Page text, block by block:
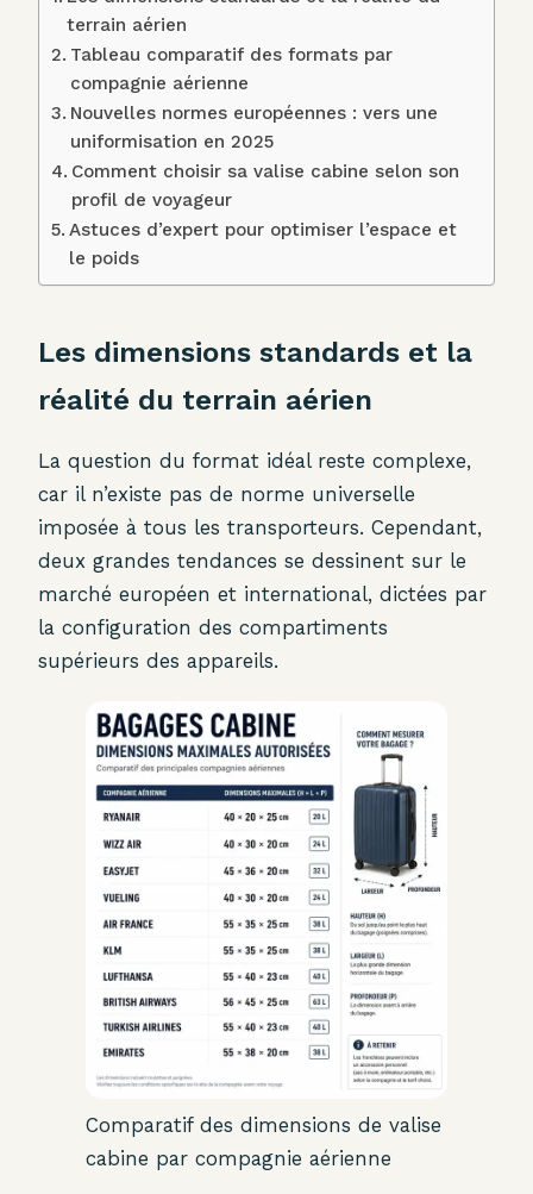
terrain aérien
Tableau comparatif des formats par
compagnie aérienne
Nouvelles normes européennes : vers une
uniformisation en 2025
Comment choisir sa valise cabine selon son
profil de voyageur
Astuces d’expert pour optimiser l’espace et
le poids
Les dimensions standards et la
réalité du terrain aérien
La question du format idéal reste complexe,
car il n’existe pas de norme universelle
imposée à tous les transporteurs. Cependant,
deux grandes tendances se dessinent sur le
marché européen et international, dictées par
la configuration des compartiments
supérieurs des appareils.
Comparatif des dimensions de valise
cabine par compagnie aérienne